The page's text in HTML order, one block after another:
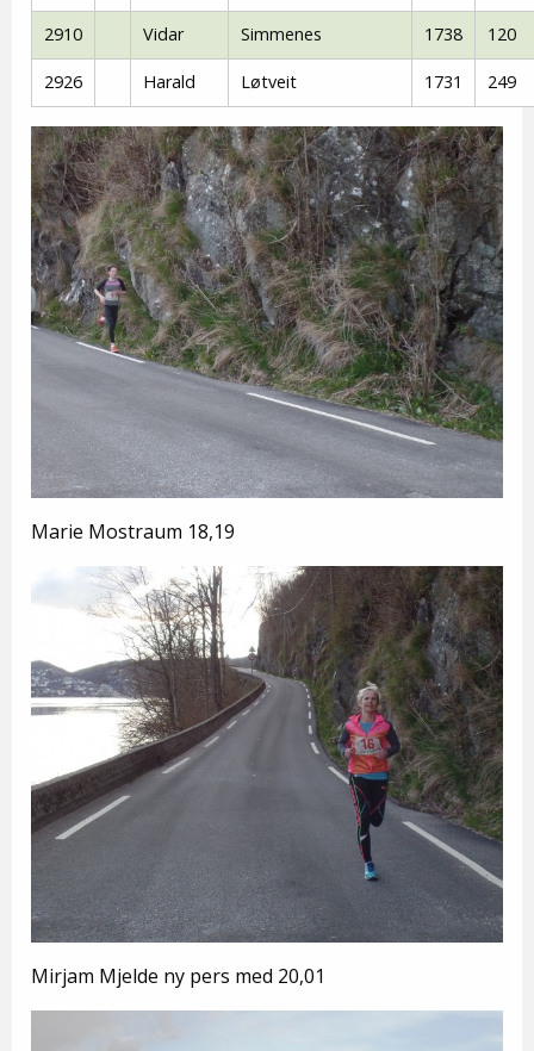
2910 Vidar Simmenes 1738 120
2926 Harald Løtveit 1731 249
Marie Mostraum 18,19
Mirjam Mjelde ny pers med 20,01